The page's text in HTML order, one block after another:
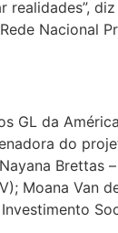
Nacional
GL da
do
Brettas
Moana Van